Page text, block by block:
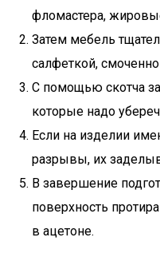
фломастера,
Затем мебель
салфеткой,
С помощью скотча
которые надо
Если на изделии
разрывы, их
В завершение
поверхность
в ацетоне.